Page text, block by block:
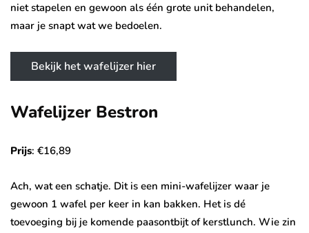
niet stapelen en gewoon als één grote unit behandelen,
maar je snapt wat we bedoelen.
Bekijk het wafelijzer hier
Wafelijzer Bestron
Prijs: €16,89
Ach, wat een schatje. Dit is een mini-wafelijzer waar je
gewoon 1 wafel per keer in kan bakken. Het is dé
toevoeging bij je komende paasontbijt of kerstlunch. Wie zin